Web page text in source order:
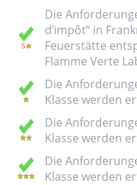
Die
d’impôt“ in
Feuerstätte
Flamme Verte
Die
Klasse werden
Die
Klasse werden
Die
Klasse werden